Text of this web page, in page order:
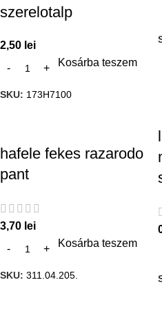
szerelotalp
2,50 lei
Kosárba teszem
SKU: 173H7100
hafele fekes razarodo
pant
3,70 lei
Kosárba teszem
SKU: 311.04.205.